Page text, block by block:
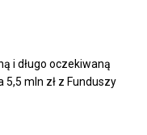
i długo oczekiwaną
mln zł z Funduszy